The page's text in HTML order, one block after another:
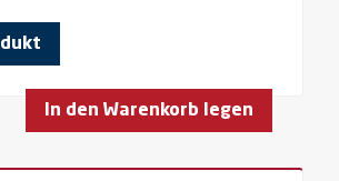
In den Warenkorb legen